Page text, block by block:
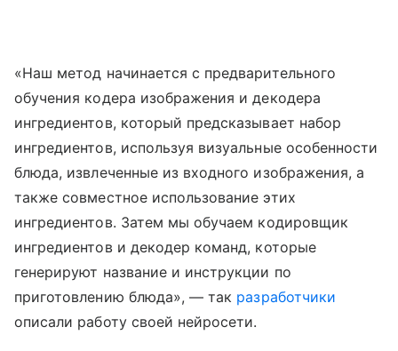
«Наш метод начинается с предварительного
обучения кодера изображения и декодера
ингредиентов, который предсказывает набор
ингредиентов, используя визуальные особенности
блюда, извлеченные из входного изображения, а
также совместное использование этих
ингредиентов. Затем мы обучаем кодировщик
ингредиентов и декодер команд, которые
генерируют название и инструкции по
приготовлению блюда», — так разработчики
описали работу своей нейросети.